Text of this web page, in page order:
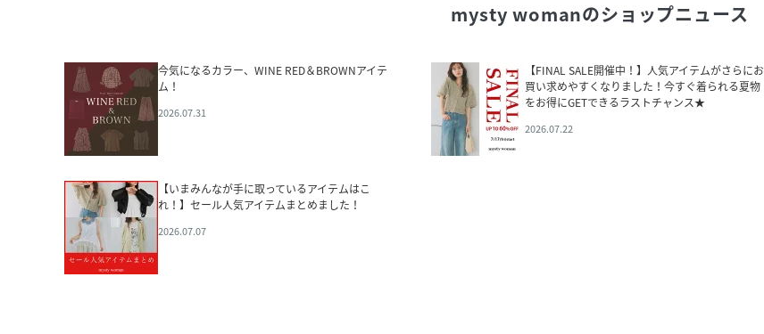
mysty womanのショップニュース
今気になるカラー、WINE RED＆BROWNアイテ
ム！
2026.07.31
【FINAL SALE開催中！】人気アイテムがさらにお
買い求めやすくなりました！今すぐ着られる夏物
をお得にGETできるラストチャンス★
2026.07.22
【いまみんなが手に取っているアイテムはこ
れ！】セール人気アイテムまとめました！
2026.07.07